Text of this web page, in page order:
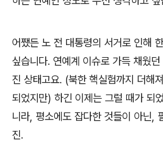
어쨌든 노 전 대통령의 서거로 인해
싶습니다. 연예계 이슈로 가득 채웠
진 상태고요. (북한 핵실험까지 더해
되었지만) 하긴 이제는 그럴 때가 되
니라, 평소에도 잡다한 것들이 아닌,
진.